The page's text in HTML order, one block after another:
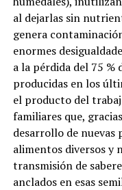
al dejarlas sin
genera
enormes
a la pérdida del 75 %
producidas en los
el producto del
familiares que,
desarrollo de nuevas
alimentos diversos y
transmisión de
anclados en esas